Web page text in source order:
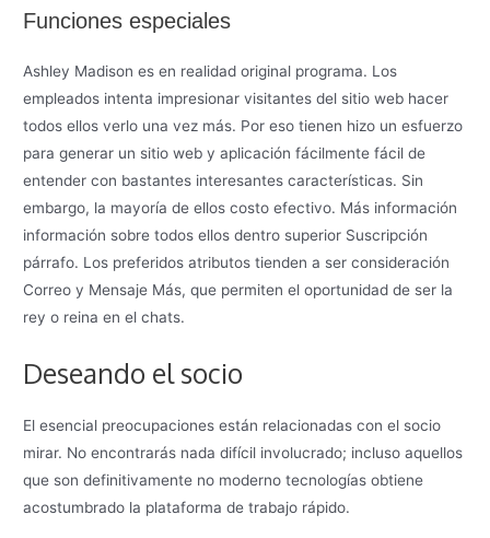
Funciones especiales
Ashley Madison es en realidad original programa. Los
empleados intenta impresionar visitantes del sitio web hacer
todos ellos verlo una vez más. Por eso tienen hizo un esfuerzo
para generar un sitio web y aplicación fácilmente fácil de
entender con bastantes interesantes características. Sin
embargo, la mayoría de ellos costo efectivo. Más información
información sobre todos ellos dentro superior Suscripción
párrafo. Los preferidos atributos tienden a ser consideración
Correo y Mensaje Más, que permiten el oportunidad de ser la
rey o reina en el chats.
Deseando el socio
El esencial preocupaciones están relacionadas con el socio
mirar. No encontrarás nada difícil involucrado; incluso aquellos
que son definitivamente no moderno tecnologías obtiene
acostumbrado la plataforma de trabajo rápido.